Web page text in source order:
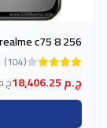
realme c75 8 256
(104)
18,406.25 ج.م